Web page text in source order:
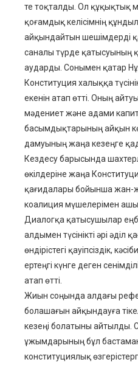
те тоқталды. Ол құқықтық
қоғамдық келісімнің
айқындайтын шешімдерді
саналы түрде қатысуының
аударды. Сонымен қатар
Конституция халыққа
екенін атап өтті. Оның
мәдениет және адами
басымдықтарының айқын
дамуының жаңа кезеңге
Кездесу барысында
өкілдеріне жаңа
қағидалары бойынша жан-
коалиция мүшелерімен ашық
Диалогқа қатысушылар
алдымен түсінікті әрі әділ
өндірістегі қауіпсіздік,
ертеңгі күнге деген
атап өтті.
Жиын соңында алдағы
болашағын айқындауға
кезеңі болатыны айтылды.
ұжымдарының бұл
конституциялық